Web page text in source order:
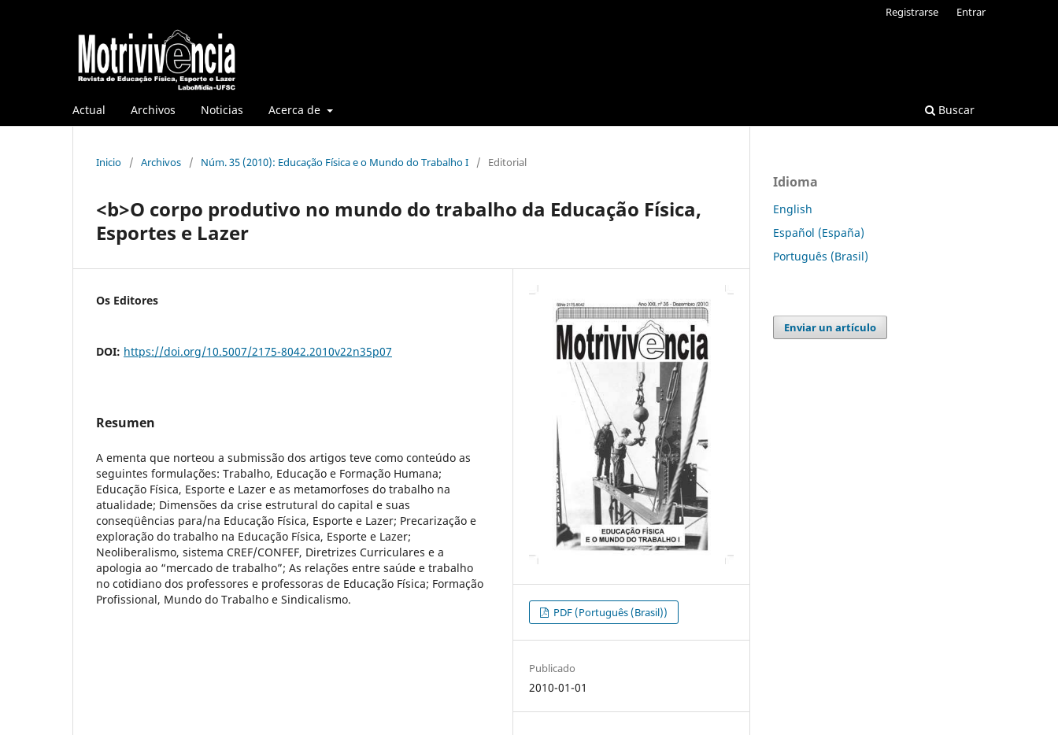
Actual Archivos Noticias Acerca de Buscar
Registrarse Entrar
Inicio / Archivos / Núm. 35 (2010): Educação Física e o Mundo do Trabalho I / Editorial
<b>O corpo produtivo no mundo do trabalho da Educação Física,
Esportes e Lazer
Os Editores
DOI: https://doi.org/10.5007/2175-8042.2010v22n35p07
Resumen
A ementa que norteou a submissão dos artigos teve como conteúdo as
seguintes formulações: Trabalho, Educação e Formação Humana;
Educação Física, Esporte e Lazer e as metamorfoses do trabalho na
atualidade; Dimensões da crise estrutural do capital e suas
conseqüências para/na Educação Física, Esporte e Lazer; Precarização e
exploração do trabalho na Educação Física, Esporte e Lazer;
Neoliberalismo, sistema CREF/CONFEF, Diretrizes Curriculares e a
apologia ao “mercado de trabalho”; As relações entre saúde e trabalho
no cotidiano dos professores e professoras de Educação Física; Formação
Profissional, Mundo do Trabalho e Sindicalismo.
PDF (Português (Brasil))
Publicado
2010-01-01
Idioma
English
Español (España)
Português (Brasil)
Enviar un artículo